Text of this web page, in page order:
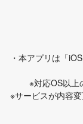
・本アプリは「
※対応OS以上
※サービスが内容